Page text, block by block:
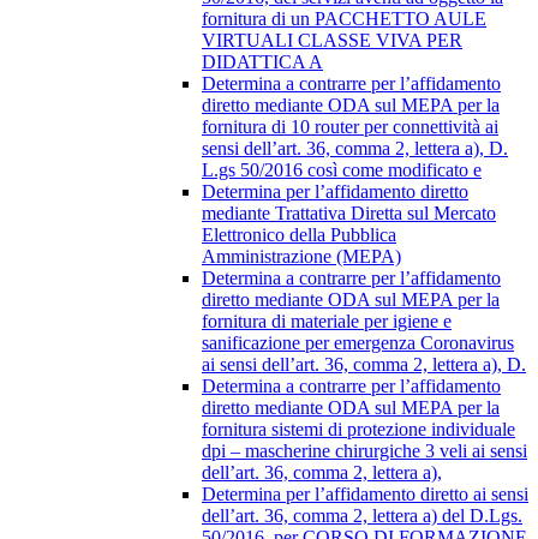
fornitura di un PACCHETTO AULE
VIRTUALI CLASSE VIVA PER
DIDATTICA A
Determina a contrarre per l’affidamento
diretto mediante ODA sul MEPA per la
fornitura di 10 router per connettività ai
sensi dell’art. 36, comma 2, lettera a), D.
L.gs 50/2016 così come modificato e
Determina per l’affidamento diretto
mediante Trattativa Diretta sul Mercato
Elettronico della Pubblica
Amministrazione (MEPA)
Determina a contrarre per l’affidamento
diretto mediante ODA sul MEPA per la
fornitura di materiale per igiene e
sanificazione per emergenza Coronavirus
ai sensi dell’art. 36, comma 2, lettera a), D.
Determina a contrarre per l’affidamento
diretto mediante ODA sul MEPA per la
fornitura sistemi di protezione individuale
dpi – mascherine chirurgiche 3 veli ai sensi
dell’art. 36, comma 2, lettera a),
Determina per l’affidamento diretto ai sensi
dell’art. 36, comma 2, lettera a) del D.Lgs.